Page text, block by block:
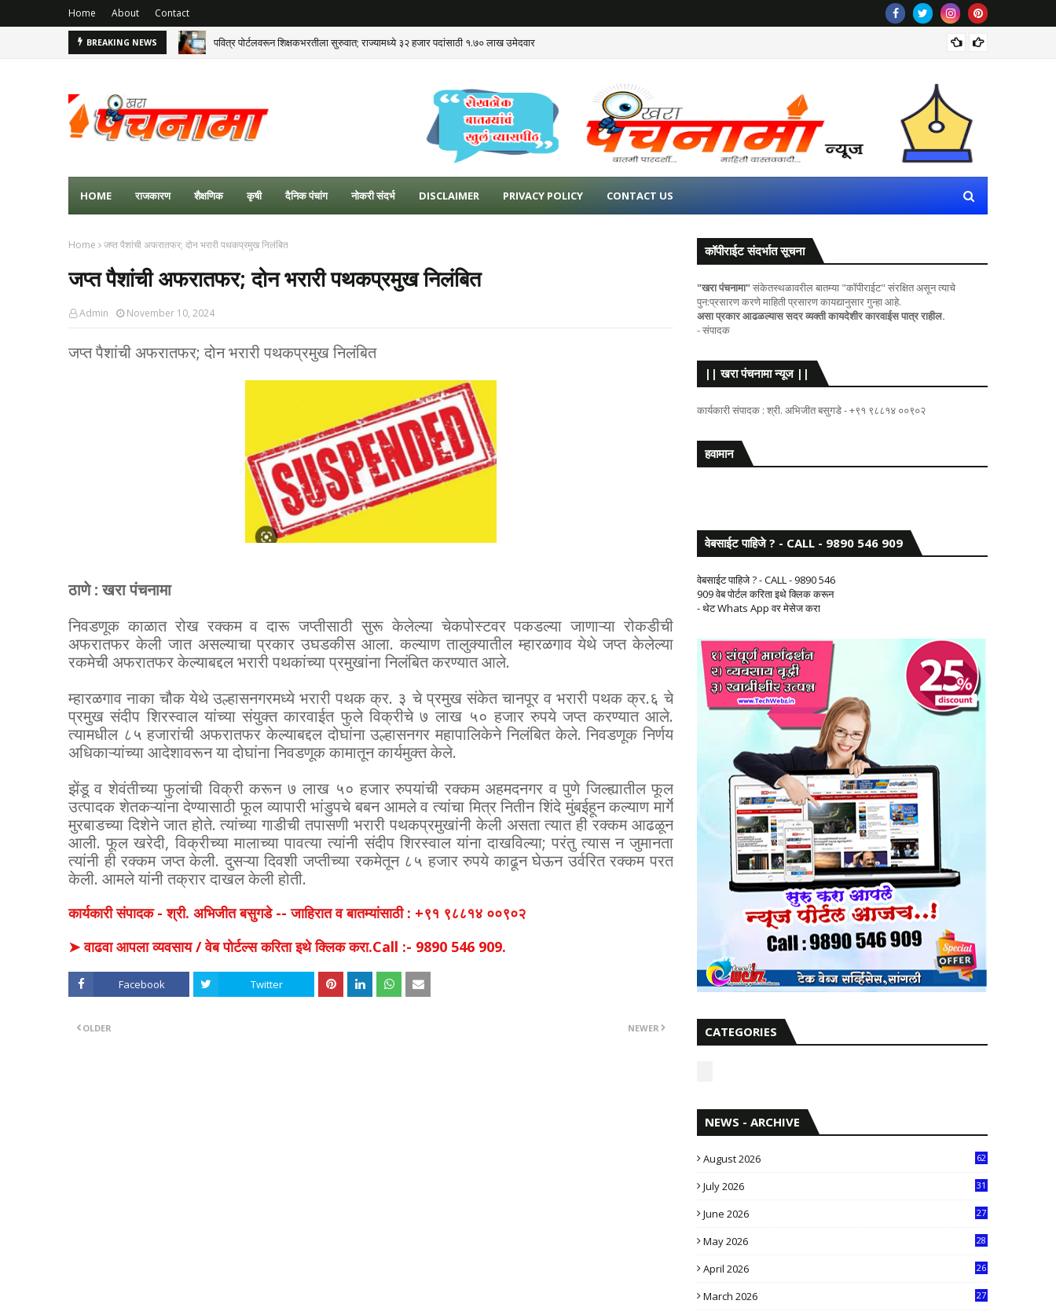
Home About Contact
BREAKING NEWS पवित्र पोर्टलवरून शिक्षकभरतीला सुरुवात; राज्यामध्ये ३२ हजार पदांसाठी १.७० लाख उमेदवार
HOME राजकारण शैक्षणिक कृषी दैनिक पंचांग नोकरी संदर्भ DISCLAIMER PRIVACY POLICY CONTACT US
Home जप्त पैशांची अफरातफर; दोन भरारी पथकप्रमुख निलंबित
जप्त पैशांची अफरातफर; दोन भरारी पथकप्रमुख निलंबित
Admin November 10, 2024
जप्त पैशांची अफरातफर; दोन भरारी पथकप्रमुख निलंबित
ठाणे : खरा पंचनामा
निवडणूक काळात रोख रक्कम व दारू जप्तीसाठी सुरू केलेल्या चेकपोस्टवर पकडल्या जाणाऱ्या रोकडीची
अफरातफर केली जात असल्याचा प्रकार उघडकीस आला. कल्याण तालुक्यातील म्हारळगाव येथे जप्त केलेल्या
रकमेची अफरातफर केल्याबद्दल भरारी पथकांच्या प्रमुखांना निलंबित करण्यात आले.
म्हारळगाव नाका चौक येथे उल्हासनगरमध्ये भरारी पथक क्र. ३ चे प्रमुख संकेत चानपूर व भरारी पथक क्र.६ चे
प्रमुख संदीप शिरस्वाल यांच्या संयुक्त कारवाईत फुले विक्रीचे ७ लाख ५० हजार रुपये जप्त करण्यात आले.
त्यामधील ८५ हजारांची अफरातफर केल्याबद्दल दोघांना उल्हासनगर महापालिकेने निलंबित केले. निवडणूक निर्णय
अधिकाऱ्यांच्या आदेशावरून या दोघांना निवडणूक कामातून कार्यमुक्त केले.
झेंडू व शेवंतीच्या फुलांची विक्री करून ७ लाख ५० हजार रुपयांची रक्कम अहमदनगर व पुणे जिल्ह्यातील फूल
उत्पादक शेतकऱ्यांना देण्यासाठी फूल व्यापारी भांडुपचे बबन आमले व त्यांचा मित्र नितीन शिंदे मुंबईहून कल्याण मार्गे
मुरबाडच्या दिशेने जात होते. त्यांच्या गाडीची तपासणी भरारी पथकप्रमुखांनी केली असता त्यात ही रक्कम आढळून
आली. फूल खरेदी, विक्रीच्या मालाच्या पावत्या त्यांनी संदीप शिरस्वाल यांना दाखविल्या; परंतु त्यास न जुमानता
त्यांनी ही रक्कम जप्त केली. दुसऱ्या दिवशी जप्तीच्या रकमेतून ८५ हजार रुपये काढून घेऊन उर्वरित रक्कम परत
केली. आमले यांनी तक्रार दाखल केली होती.
कार्यकारी संपादक - श्री. अभिजीत बसुगडे -- जाहिरात व बातम्यांसाठी : +९१ ९८८१४ ००९०२
➤ वाढवा आपला व्यवसाय / वेब पोर्टल्स करिता इथे क्लिक करा.Call :- 9890 546 909.
Facebook Twitter
NEWER
OLDER
कॉपीराईट संदर्भात सूचना
"खरा पंचनामा"संकेतस्थळावरील बातम्या "कॉपीराईट" संरक्षित असून त्याचे
पुन:प्रसारण करणे माहिती प्रसारण कायद्यानुसार गुन्हा आहे.
असा प्रकार आढळल्यास सदर व्यक्ती कायदेशीर कारवाईस पात्र राहील.
- संपादक
|| खरा पंचनामा न्यूज ||
कार्यकारी संपादक : श्री. अभिजीत बसुगडे - +९१ ९८८१४ ००९०२
हवामान
वेबसाईट पाहिजे ? - CALL - 9890 546 909
वेबसाईट पाहिजे ? - CALL - 9890 546
909 वेब पोर्टल करिता इथे क्लिक करून
- थेट Whats App वर मेसेज करा
CATEGORIES
NEWS - ARCHIVE
August 2026 62
July 2026
31
June 2026
27
May 2026
28
April 2026
26
March 2026
27